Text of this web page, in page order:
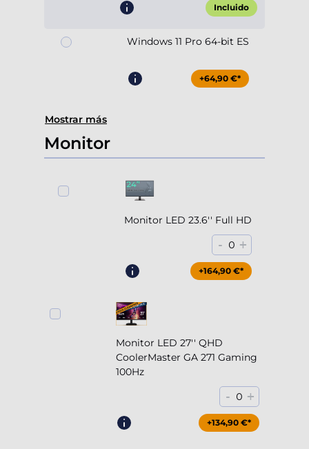
Incluido
Windows 11 Pro 64-bit ES
+64,90 €*
Mostrar más
Monitor
Monitor LED 23.6'' Full HD
- 0 +
+164,90 €*
Monitor LED 27'' QHD
CoolerMaster GA 271 Gaming
100Hz
- 0 +
+204,90 €*
+134,90 €*